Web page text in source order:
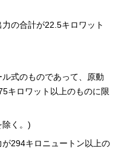
の合計が22.5キロワット
式のものであって、原動
キロワット以上のものに限
除く。)
294キロニュートン以上の